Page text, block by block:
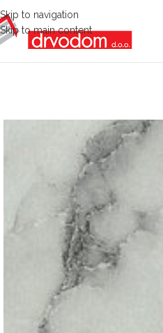
Skip to navigation
Skip to main content